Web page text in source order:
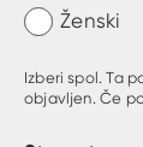
Ženski
Izberi spol. Ta
objavljen. Če